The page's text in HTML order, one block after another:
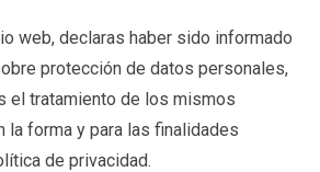
web, declaras haber sido informado
protección de datos personales,
el tratamiento de los mismos
la forma y para las finalidades
de privacidad.